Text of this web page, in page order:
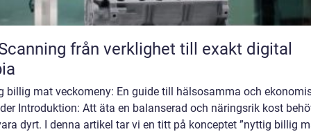
verklighet till exakt digital
billig mat veckomeny: En guide till hälsosamma och
Introduktion: Att äta en balanserad och näringsrik kost
dyrt. I denna artikel tar vi en titt på konceptet ”nyttig billig